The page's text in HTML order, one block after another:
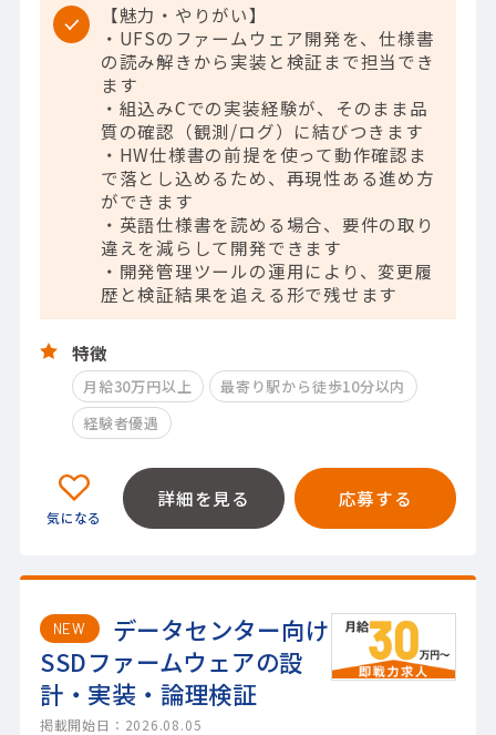
【魅力・やりがい】
・UFSのファームウェア開発を、仕様書
の読み解きから実装と検証まで担当でき
ます
・組込みCでの実装経験が、そのまま品
質の確認（観測/ログ）に結びつきます
・HW仕様書の前提を使って動作確認ま
で落とし込めるため、再現性ある進め方
ができます
・英語仕様書を読める場合、要件の取り
違えを減らして開発できます
・開発管理ツールの運用により、変更履
歴と検証結果を追える形で残せます
特徴
月給30万円以上
最寄り駅から徒歩10分以内
経験者優遇
詳細を見る 応募する
NEW
データセンター向け
SSDファームウェアの設
計・実装・論理検証
掲載開始日：2026.08.05